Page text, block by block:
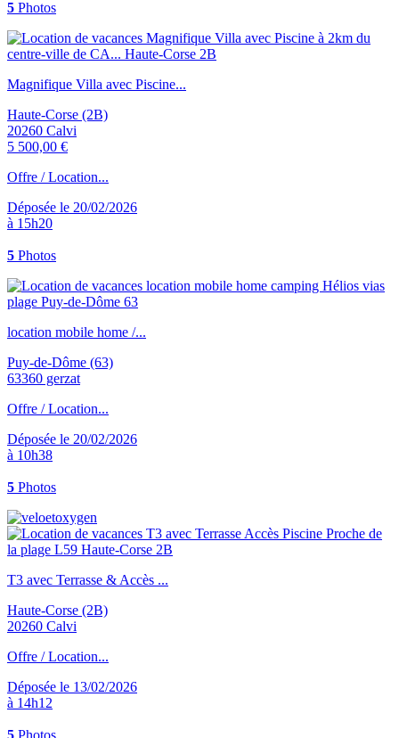
5 Photos
Magnifique Villa avec Piscine...
Haute-Corse (2B)
20260 Calvi
5 500,00 €
Offre / Location...
Déposée le 20/02/2026
à 15h20
5 Photos
location mobile home /...
Puy-de-Dôme (63)
63360 gerzat
Offre / Location...
Déposée le 20/02/2026
à 10h38
5 Photos
T3 avec Terrasse & Accès ...
Haute-Corse (2B)
20260 Calvi
Offre / Location...
Déposée le 13/02/2026
à 14h12
5 Photos